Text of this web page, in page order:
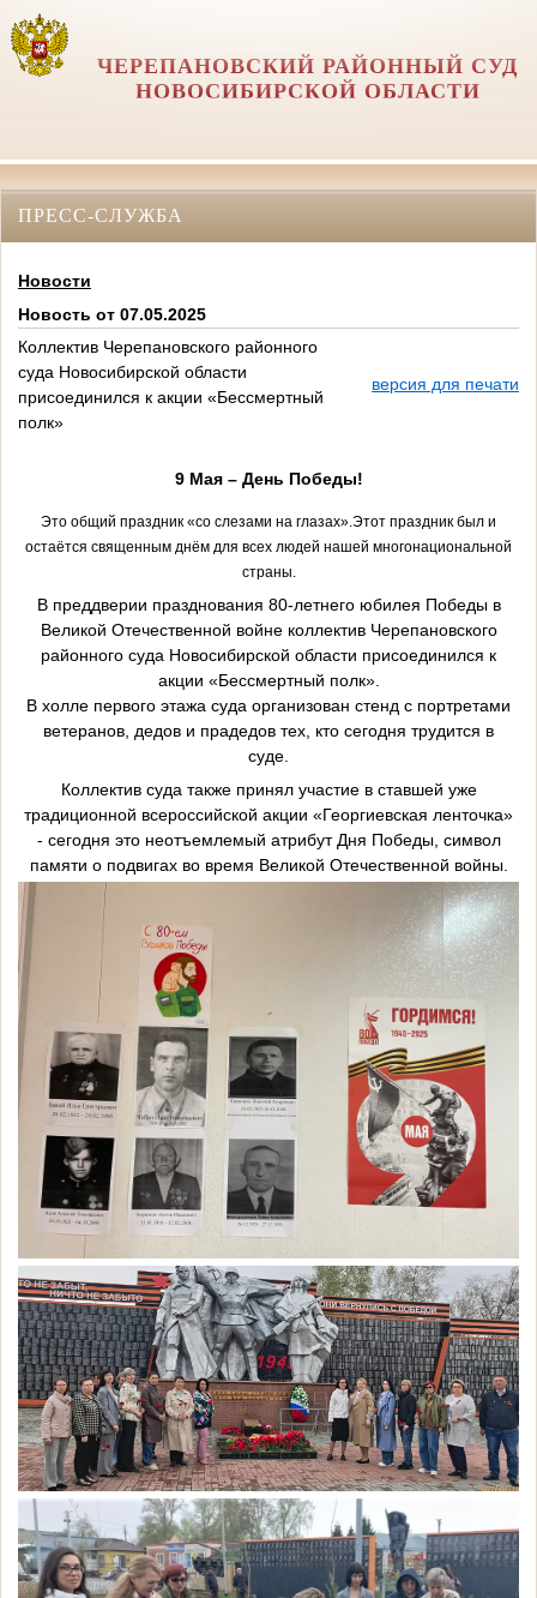
ЧЕРЕПАНОВСКИЙ РАЙОННЫЙ СУД
НОВОСИБИРСКОЙ ОБЛАСТИ
ПРЕСС-СЛУЖБА
Новости
Новость от 07.05.2025
Коллектив Черепановского районного
суда Новосибирской области
присоединился к акции «Бессмертный
полк»
версия для печати
9 Мая – День Победы!
Это общий праздник «со слезами на глазах». Этот праздник был и
остаётся священным днём для всех людей нашей многонациональной
страны.
В преддверии празднования 80-летнего юбилея Победы в
Великой Отечественной войне коллектив Черепановского
районного суда Новосибирской области присоединился к
акции «Бессмертный полк».
В холле первого этажа суда организован стенд с портретами
ветеранов, дедов и прадедов тех, кто сегодня трудится в
суде.
Коллектив суда также принял участие в ставшей уже
традиционной всероссийской акции «Георгиевская ленточка»
- сегодня это неотъемлемый атрибут Дня Победы, символ
памяти о подвигах во время Великой Отечественной войны.